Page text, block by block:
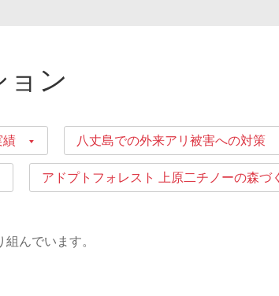
関連薬剤 医薬
ョン
績 八丈島での外来アリ被害への対策
アドプトフォレスト 上原二チノーの森づ
んでいます。